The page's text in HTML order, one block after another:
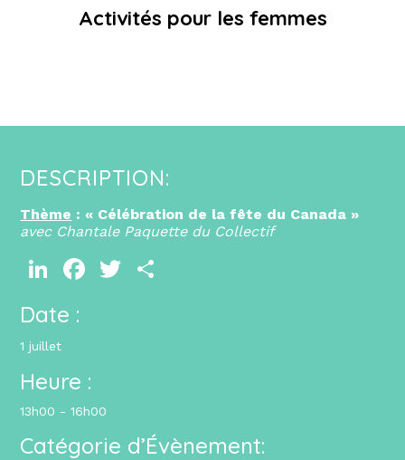
ESPAÑOL
Activités pour les femmes
DESCRIPTION:
Thème : « Célébration de la fête du Canada »
avec Chantale Paquette du Collectif
LinkedInFacebookTwitter
Date :
1 juillet
Heure :
13h00 - 16h00
Catégorie d’Évènement: